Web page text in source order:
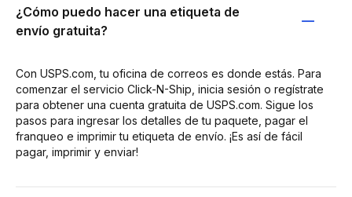
¿Cómo puedo hacer una etiqueta de
envío gratuita?
Con USPS.com, tu oficina de correos es donde estás. Para
comenzar el servicio Click-N-Ship, inicia sesión o regístrate
para obtener una cuenta gratuita de USPS.com. Sigue los
pasos para ingresar los detalles de tu paquete, pagar el
franqueo e imprimir tu etiqueta de envío. ¡Es así de fácil
pagar, imprimir y enviar!